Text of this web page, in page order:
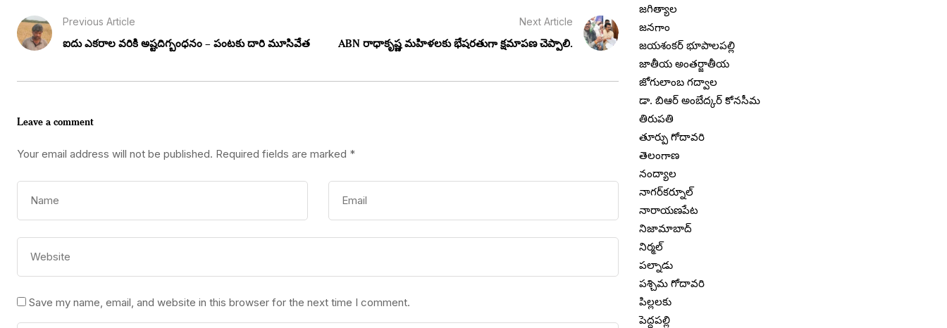
Previous Article
ఐదు ఎకరాల వరికి అష్టదిగ్బంధనం – పంటకు దారి మూసివేత
Next Article
ABN రాధాకృష్ణ మహిళలకు భేషరతుగా క్షమాపణ చెప్పాలి.
Leave a comment
Your email address will not be published. Required fields are marked *
Save my name, email, and website in this browser for the next time I comment.
జగిత్యాల
జనగాం
జయశంకర్ భూపాలపల్లి
జాతీయ అంతర్జాతీయ
జోగులాంబ గద్వాల
డా. బిఆర్ అంబేద్కర్ కోనసీమ
తిరుపతి
తూర్పు గోదావరి
తెలంగాణ
నంద్యాల
నాగర్‌కర్నూల్
నారాయణపేట
నిజామాబాద్
నిర్మల్
పల్నాడు
పశ్చిమ గోదావరి
పిల్లలకు
పెద్దపల్లి